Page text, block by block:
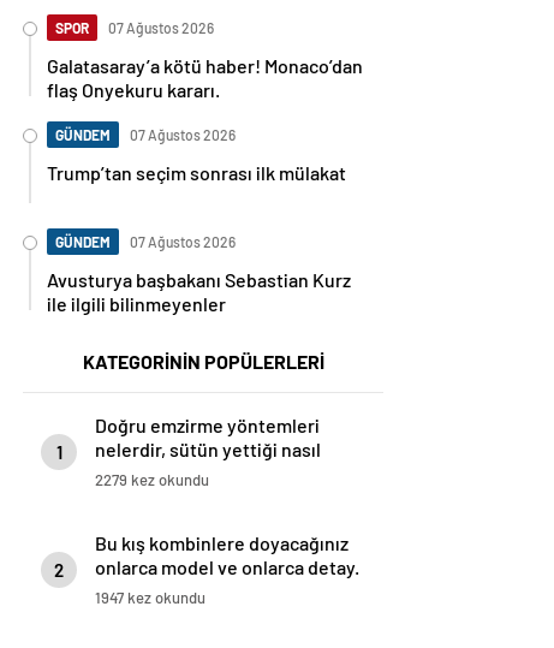
SPOR 07 Ağustos 2026
Galatasaray’a kötü haber! Monaco’dan
flaş Onyekuru kararı.
GÜNDEM 07 Ağustos 2026
Trump’tan seçim sonrası ilk mülakat
GÜNDEM 07 Ağustos 2026
Avusturya başbakanı Sebastian Kurz
ile ilgili bilinmeyenler
KATEGORİNİN POPÜLERLERİ
1
Doğru emzirme yöntemleri
nelerdir, sütün yettiği nasıl
anlaşılır?
2279 kez okundu
2
Bu kış kombinlere doyacağınız
onlarca model ve onlarca detay.
1947 kez okundu